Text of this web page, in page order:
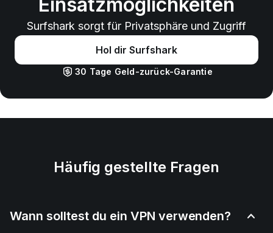
Surfshark sorgt für Privatsphäre und Zugriff
Hol dir Surfshark
30 Tage Geld-zurück-Garantie
Häufig gestellte Fragen
Wann solltest du ein VPN verwenden?